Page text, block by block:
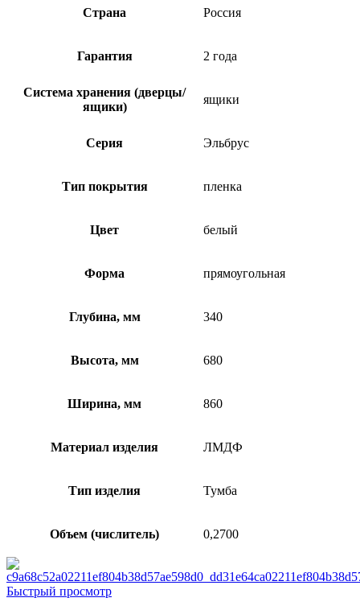
Страна Россия
Гарантия 2 года
Система хранения (дверцы/
ящики)
ящики
Серия Эльбрус
Тип покрытия пленка
Цвет белый
Форма прямоугольная
Глубина, мм 340
Высота, мм 680
Ширина, мм 860
Материал изделия ЛМДФ
Тип изделия Тумба
Объем (числитель) 0,2700
Быстрый просмотр